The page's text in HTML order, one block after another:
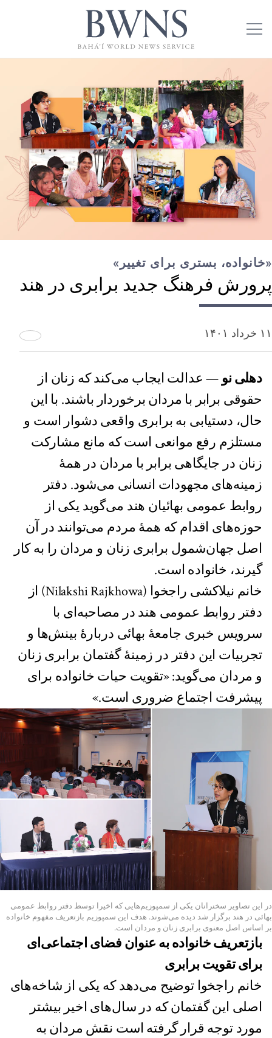
«خانواده، بستری برای تغییر»
پرورش فرهنگ جدید برابری در هند
۱۱ خرداد ۱۴۰۱
دهلی نو — عدالت ایجاب می‌کند که زنان از
حقوقی برابر با مردان برخوردار باشند. با این
حال، دستیابی به برابری واقعی دشوار است و
مستلزم رفع موانعی است که مانع مشارکت
زنان در جایگاهی برابر با مردان در همهٔ
زمینه‌های مجهودات انسانی می‌شود. دفتر
روابط عمومی بهائیان هند می‌گوید یکی از
حوزه‌های اقدام که همهٔ مردم می‌توانند در آن
اصل جهان‌شمول برابری زنان و مردان را به کار
گیرند، خانواده است.
خانم نیلاکشی راجخوا (Nilakshi Rajkhowa) از
دفتر روابط عمومی هند در مصاحبه‌ای با
سرویس خبری جامعهٔ بهائی دربارهٔ بینش‌ها و
تجربیات این دفتر در زمینهٔ گفتمان برابری زنان
و مردان می‌گوید: «تقویت حیات خانواده برای
پیشرفت اجتماع ضروری است.»
در این تصاویر سخنرانان یکی از سمپوزیم‌هایی که اخیرا توسط دفتر روابط عمومی
بهائی در هند برگزار شد دیده می‌شوند. هدف این سمپوزیم بازتعریف مفهوم خانواده
بر اساس اصل معنوی برابری زنان و مردان است.
بازتعریف خانواده به عنوان فضای اجتماعی‌ای
برای تقویت برابری
خانم راجخوا توضیح می‌دهد که یکی از شاخه‌های
اصلی این گفتمان که در سال‌های اخیر بیشتر
مورد توجه قرار گرفته است نقش مردان به